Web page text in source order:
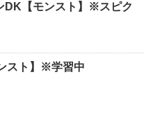
DK【モンスト】※スピク
スト】※学習中